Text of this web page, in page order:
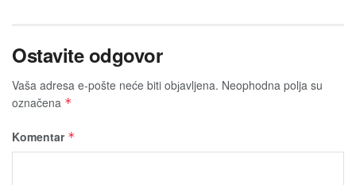
Ostavite odgovor
Vaša adresa e-pošte neće biti obјavljena. Neophodna polja su
označena *
Komentar *